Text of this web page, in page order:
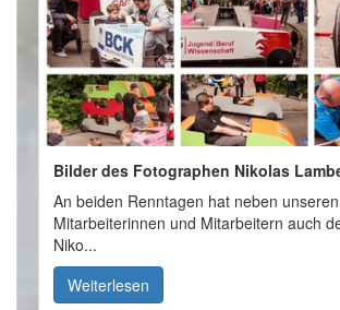
Bilder des Fotographen Nikolas
An beiden Renntagen hat neben unseren
Mitarbeiterinnen und Mitarbeitern auch
Niko...
Weiterlesen